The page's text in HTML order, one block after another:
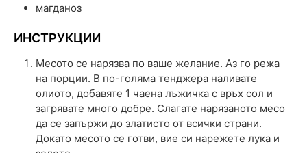
магданоз
ИНСТРУКЦИИ
Месото се нарязва по ваше желание. Аз го режа
на порции. В по-голяма тенджера наливате
олиото, добавяте 1 чаена лъжичка с връх сол и
загрявате много добре. Слагате нарязаното месо
да се запържи до златисто от всички страни.
Докато месото се готви, вие си нарежете лука и